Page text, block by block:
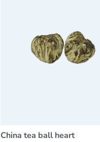
China tea ball heart